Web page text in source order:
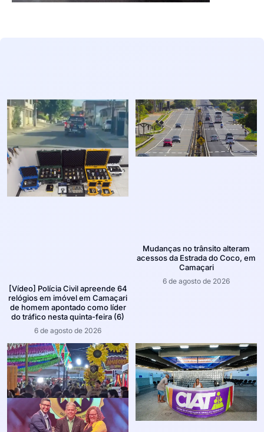
[Vídeo] Polícia Civil apreende 64
relógios em imóvel em Camaçari
de homem apontado como líder
do tráfico nesta quinta-feira (6)
6 de agosto de 2026
Mudanças no trânsito alteram
acessos da Estrada do Coco, em
Camaçari
6 de agosto de 2026